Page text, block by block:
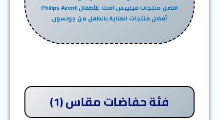
افضل منتجات فيليبس افنت للأطفال Philips Avent
أفضل منتجات العناية بالطفل من جونسون
فئة حفاضات مقاس (1)